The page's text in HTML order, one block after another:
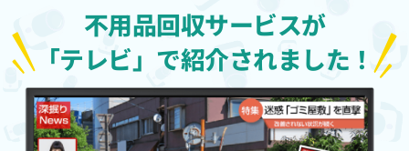
不用品回収サービスが
「テレビ」で紹介されました！